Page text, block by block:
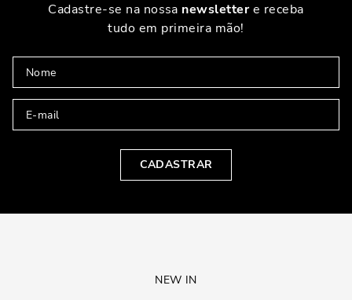
Cadastre-se na nossa newslettere receba
tudo em primeira mão!
CADASTRAR
NEW IN